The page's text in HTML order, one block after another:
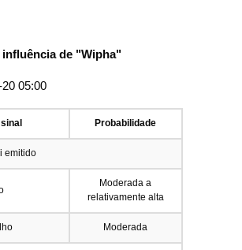
de "Wipha"
05:00
Probabilidade
emitido
Moderada a
relativamente alta
Moderada